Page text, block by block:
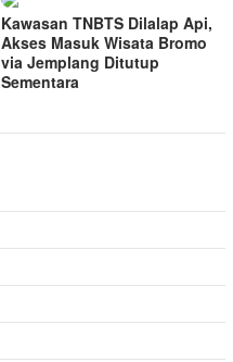
Kawasan TNBTS Dilalap Api,
Akses Masuk Wisata Bromo
via Jemplang Ditutup
Sementara